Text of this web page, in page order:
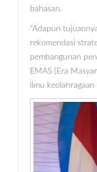
bahasan.
"Adapun
rekomendasi
pembangunan
EMAS (Era
ilmu